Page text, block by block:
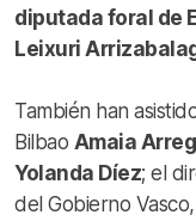
diputada foral de
Leixuri
También han
Bilbao Amaia
Yolanda Díez; el
del Gobierno Vasco,